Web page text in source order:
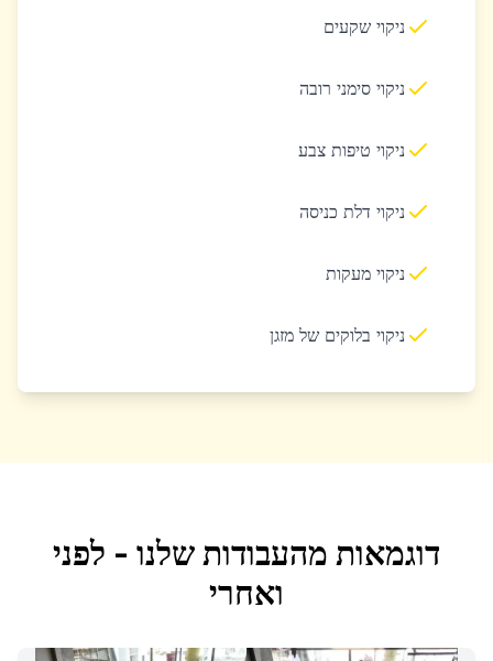
ניקוי שקעים
ניקוי סימני רובה
ניקוי טיפות צבע
ניקוי דלת כניסה
ניקוי מעקות
ניקוי בלוקים של מזגן
דוגמאות מהעבודות שלנו - לפני
ואחרי